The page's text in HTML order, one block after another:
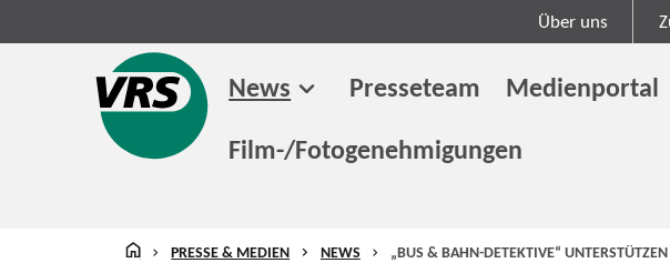
Über uns
News Presseteam Medienportal
Film-/Fotogenehmigungen
STARTSEITE
PRESSE & MEDIEN NEWS „BUS & BAHN-DETEKTIVE“